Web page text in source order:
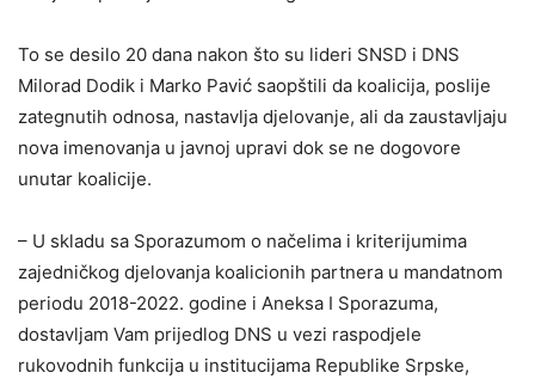
To se desilo 20 dana nakon što su lideri SNSD i DNS
Milorad Dodik i Marko Pavić saopštili da koalicija, poslije
zategnutih odnosa, nastavlja djelovanje, ali da zaustavljaju
nova imenovanja u javnoj upravi dok se ne dogovore
unutar koalicije.
– U skladu sa Sporazumom o načelima i kriterijumima
zajedničkog djelovanja koalicionih partnera u mandatnom
periodu 2018-2022. godine i Aneksa I Sporazuma,
dostavljam Vam prijedlog DNS u vezi raspodjele
rukovodnih funkcija u institucijama Republike Srpske,